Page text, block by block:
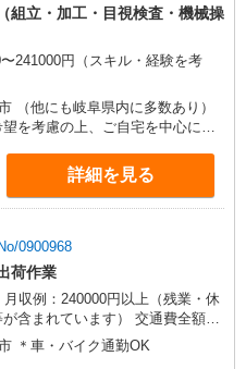
組立・加工・目視検査・機械操
241000円（スキル・経験を考
（他にも岐阜県内に多数あり）
を考慮の上、ご自宅を中心に通
詳細を見る
0900968
荷作業
月収例：240000円以上（残業・休
れています） 交通費全額支
＊車・バイク通勤OK